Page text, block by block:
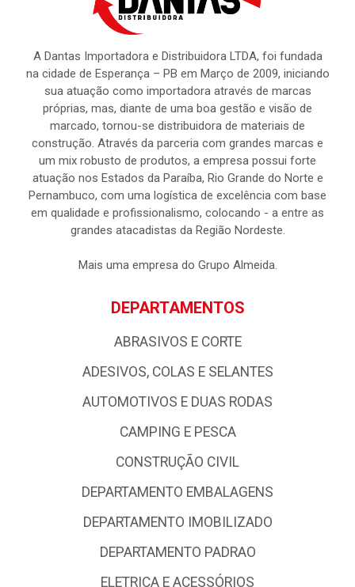
A Dantas Importadora e Distribuidora LTDA, foi fundada
na cidade de Esperança – PB em Março de 2009, iniciando
sua atuação como importadora através de marcas
próprias, mas, diante de uma boa gestão e visão de
marcado, tornou-se distribuidora de materiais de
construção. Através da parceria com grandes marcas e
um mix robusto de produtos, a empresa possui forte
atuação nos Estados da Paraíba, Rio Grande do Norte e
Pernambuco, com uma logística de excelência com base
em qualidade e profissionalismo, colocando - a entre as
grandes atacadistas da Região Nordeste.
Mais uma empresa do Grupo Almeida.
DEPARTAMENTOS
ABRASIVOS E CORTE
ADESIVOS, COLAS E SELANTES
AUTOMOTIVOS E DUAS RODAS
CAMPING E PESCA
CONSTRUÇÃO CIVIL
DEPARTAMENTO EMBALAGENS
DEPARTAMENTO IMOBILIZADO
DEPARTAMENTO PADRAO
ELETRICA E ACESSÓRIOS